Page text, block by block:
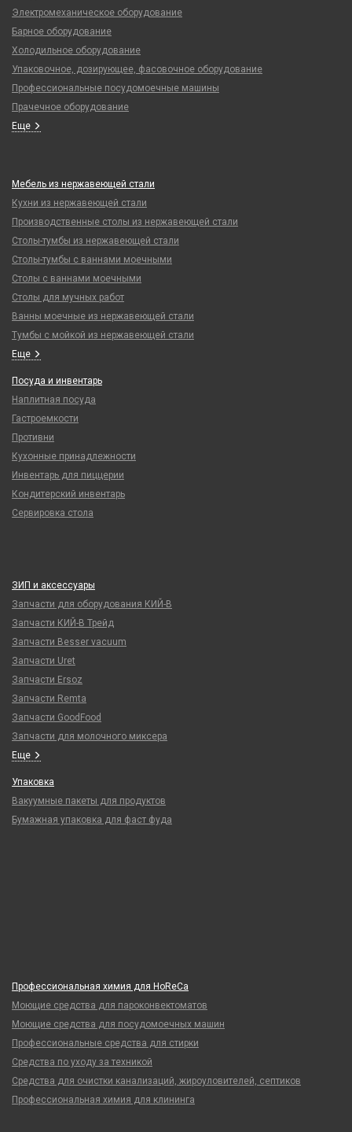
Электромеханическое оборудование
Барное оборудование
Холодильное оборудование
Упаковочное, дозирующее, фасовочное оборудование
Профессиональные посудомоечные машины
Прачечное оборудование
Еще
Мебель из нержавеющей стали
Кухни из нержавеющей стали
Производственные столы из нержавеющей стали
Столы-тумбы из нержавеющей стали
Столы-тумбы с ваннами моечными
Столы с ваннами моечными
Столы для мучных работ
Ванны моечные из нержавеющей стали
Тумбы с мойкой из нержавеющей стали
Еще
Посуда и инвентарь
Наплитная посуда
Гастроемкости
Противни
Кухонные принадлежности
Инвентарь для пиццерии
Кондитерский инвентарь
Сервировка стола
ЗИП и аксессуары
Запчасти для оборудования КИЙ-В
Запчасти КИЙ-В Трейд
Запчасти Besser vacuum
Запчасти Uret
Запчасти Ersoz
Запчасти Remta
Запчасти GoodFood
Запчасти для молочного миксера
Еще
Упаковка
Вакуумные пакеты для продуктов
Бумажная упаковка для фаст фуда
Профессиональная химия для HoReCa
Моющие средства для пароконвектоматов
Моющие средства для посудомоечных машин
Профессиональные средства для стирки
Средства по уходу за техникой
Средства для очистки канализаций, жироуловителей, септиков
Профессиональная химия для клининга